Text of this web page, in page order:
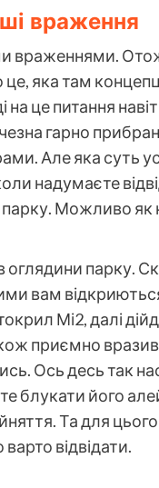
враження
враженнями.
яка там
на це питання
гарно
Але яка суть
надумаєте
Можливо
парку.
вам
Мі2, далі
приємно вразив
Ось десь так
блукати його
Та для цього
відвідати.